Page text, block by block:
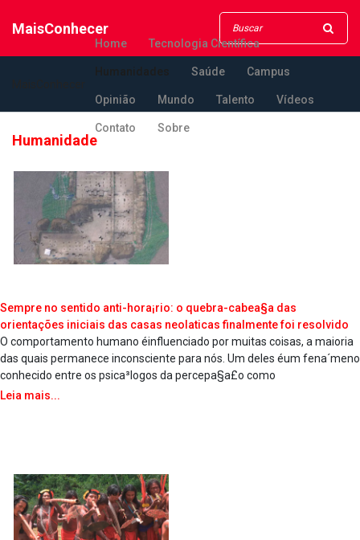
MaisConhecer
Home Tecnologia Científica
Humanidades Saúde Campus
Opinião Mundo Talento Vídeos
Contato Sobre
Humanidade
Sempre no sentido anti-hora¡rio: o quebra-cabea§a das
orientações iniciais das casas neola­ticas finalmente foi resolvido
O comportamento humano éinfluenciado por muitas coisas, a maioria
das quais permanece inconsciente para nós. Um deles éum fena´meno
conhecido entre os psica³logos da percepa§a£o como
Leia mais...